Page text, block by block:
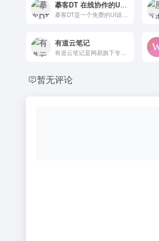
摹客DT 在线协作的UI设计工具
有道云笔记
暂无评论